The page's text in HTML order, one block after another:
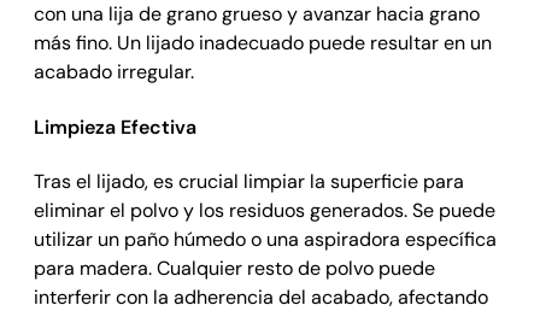
con una lija de grano grueso y avanzar hacia grano
más fino. Un lijado inadecuado puede resultar en un
acabado irregular.
Limpieza Efectiva
Tras el lijado, es crucial limpiar la superficie para
eliminar el polvo y los residuos generados. Se puede
utilizar un paño húmedo o una aspiradora específica
para madera. Cualquier resto de polvo puede
interferir con la adherencia del acabado, afectando